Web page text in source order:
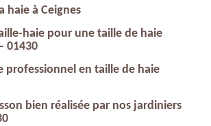
haie à Ceignes
haie pour une taille de haie
01430
professionnel en taille de haie
bien réalisée par nos jardiniers